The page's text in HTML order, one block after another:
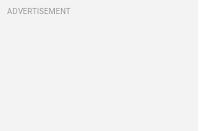
ADVERTISEMENT